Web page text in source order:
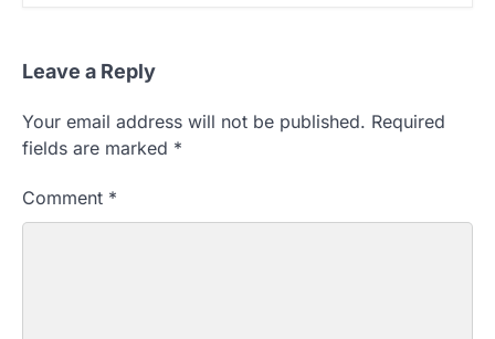
Leave a Reply
Your email address will not be published. Required
fields are marked *
Comment *